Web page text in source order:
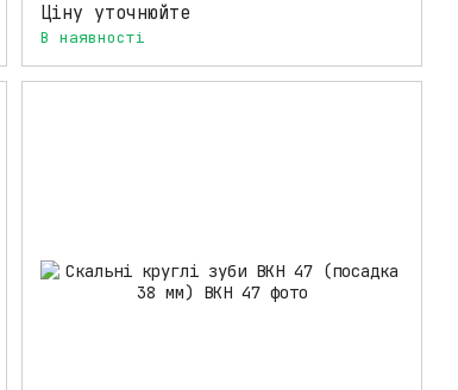
Ціну уточнюйте
В наявності